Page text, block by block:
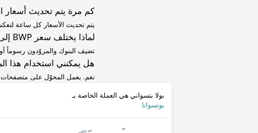
كم مرة يتم تحديث
يتم تحديث الأسعار كل ساعة
لماذا يختلف سعر BWP إلى SHP عن سعر البنك؟
تضيف البنوك والمزوّدون رسوماً
هل يمكنني استخدام هذا
نعم. يعمل المحوّل على متصفحات
بولا بتسواني هي العملة الخاصة بـ
بوتسوانا